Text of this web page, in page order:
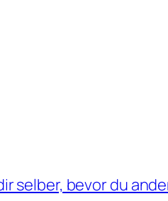
selber, bevor du